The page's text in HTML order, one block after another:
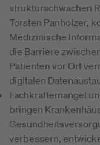
strukturschwachen
Torsten Panholzer,
Medizinische
die Barriere
Patienten vor Ort
digitalen
Fachkräftemangel
bringen
verbessern,